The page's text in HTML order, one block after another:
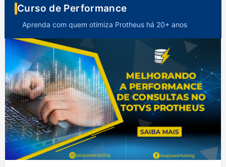
Curso de Performance
Aprenda com quem otimiza Protheus há 20+ anos